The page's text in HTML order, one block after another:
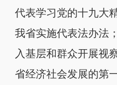
代表学习党的十九大
我省实施代表法办法
入基层和群众开展视
省经济社会发展的第